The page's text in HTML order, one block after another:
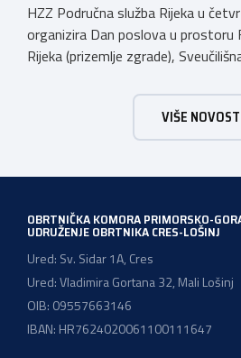
HZZ Područna služba Rijeka u
organizira Dan poslova u
Rijeka (prizemlje zgrade),
sajamsko-edukativno događanje
poslova nudi: U okviru Dana
služba Rijeka održati će
VIŠE
OBRTNIČKA KOMORA PRIMORSKO-
UDRUŽENJE OBRTNIKA CRES-LOŠINJ
Ured: Sv. Sidar 1A, Cres
Ured: Vladimira Gortana 32, Mali Lošinj
OIB: 09557663146
IBAN: HR7624020061100111647